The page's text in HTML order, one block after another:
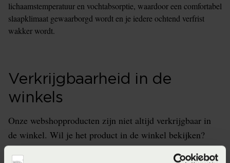
lichaamstemperatuur en vochtabsorptie, waardoor een comfortabel
slaapklimaat gewaarborgd wordt en je iedere ochtend verfrist
wakker wordt.
Verkrijgbaarheid in de
winkels
Onze webshopproducten zijn niet altijd verkrijgbaar in
de winkel. Wil je het product in de winkel bekijken?
Informeer dan eerst naar de beschikbaarheid.